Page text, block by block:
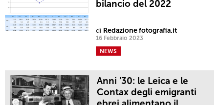
bilancio del 2022
di Redazione fotografia.it
16 Febbraio 2023
NEWS
Anni ’30: le Leica e le
Contax degli emigranti